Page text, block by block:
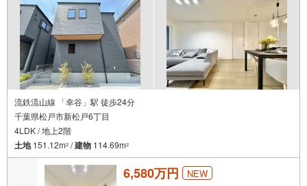
ご見学希望のお客様:右上の「室内・現地を見学する」をクリックして下さ
い。
資料請求希望のお客様:右上の「資料をもらう」をクリックして下さい。
【東宝ハウス松戸のポイント】
（1）不動産のご提案から資金計画・ライフシミュレーションのご相談
・無理のないライフプラン、提携による低金利住宅ローンのご提案、購入
前に知る「購入後の家族の生活」を「未来カレンダー」で見える化しま
す。
（2）ご購入後から始まる「専属FPによるファイナンシャルライフサポー
ト」
・漠然としたキャッシュフローのグラフ化、効果的な生命保険の見直し、
繰り上げ返済の効果的なタイミングなどご提案させて頂きます。
流鉄流山線 「幸谷」駅 徒歩24分
千葉県松戸市新松戸6丁目
4LDK / 地上2階
土地151.12m2 /建物 114.69m2
6,580万円 NEW